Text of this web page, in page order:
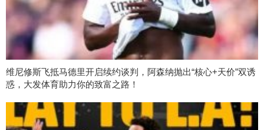
维尼修斯飞抵马德里开启续约谈判，阿森纳抛出“核心+天价”双诱
惑，大发体育助力你的致富之路！